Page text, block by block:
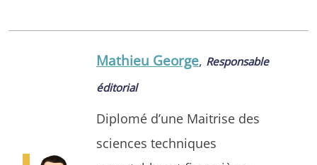
Mathieu George, Responsable
éditorial
Diplomé d’une Maitrise des
sciences techniques